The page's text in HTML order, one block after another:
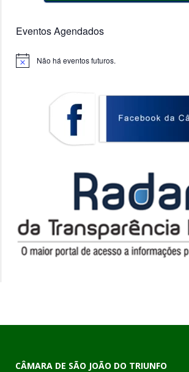
Eventos Agendados
Notice Não há eventos futuros.
CÂMARA DE SÃO JOÃO DO TRIUNFO